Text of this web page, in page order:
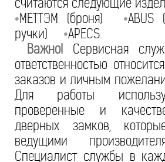
•МЕТТЭМ (броня) •ABUS
ручки) •APECS.
Важно! Сервисная
ответственностью
заказов и личным
Для работы
проверенные и
дверных замков,
ведущими
Специалист службы в